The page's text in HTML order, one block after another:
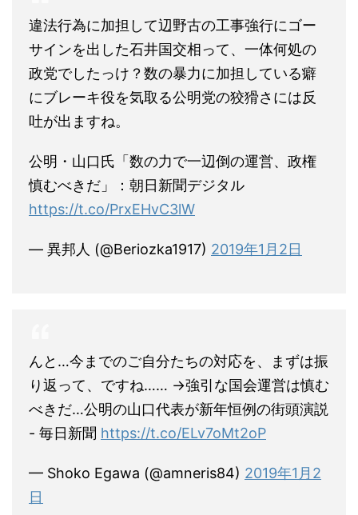
違法行為に加担して辺野古の工事強行にゴー
サインを出した石井国交相って、一体何処の
政党でしたっけ？数の暴力に加担している癖
にブレーキ役を気取る公明党の狡猾さには反
吐が出ますね。
公明・山口氏「数の力で一辺倒の運営、政権
慎むべきだ」：朝日新聞デジタル
https://t.co/PrxEHvC3lW
— 異邦人 (@Beriozka1917) 2019年1月2日
んと…今までのご自分たちの対応を、まずは振
り返って、ですね…… →強引な国会運営は慎む
べきだ…公明の山口代表が新年恒例の街頭演説
- 毎日新聞 https://t.co/ELv7oMt2oP
— Shoko Egawa (@amneris84) 2019年1月2
日